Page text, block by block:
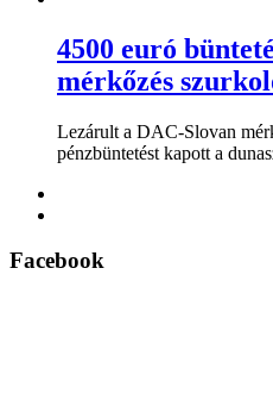
4500 euró
mérkőzés
Lezárult a DAC-Slovan
pénzbüntetést kapott a
Facebook